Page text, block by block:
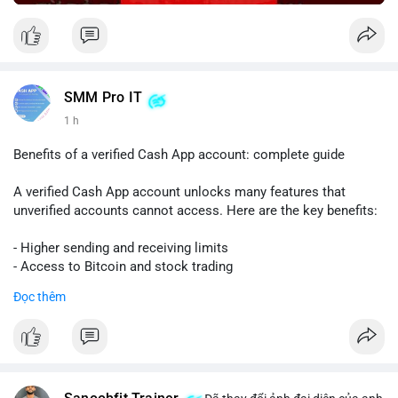
SMM Pro IT
1 h
Benefits of a verified Cash App account: complete guide
A verified Cash App account unlocks many features that
unverified accounts cannot access. Here are the key benefits:
- Higher sending and receiving limits
- Access to Bitcoin and stock trading
- Ability to link a bank account or card
To get verified, you need to provide your full name, date of
Đọc thêm